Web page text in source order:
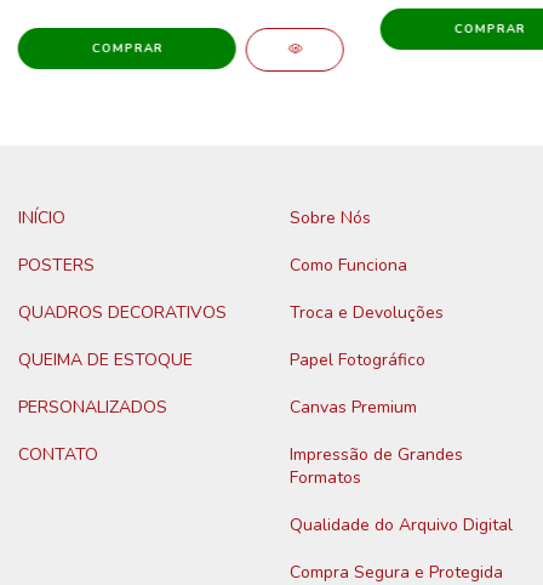
COMPRAR
COMPRAR
INÍCIO
POSTERS
QUADROS DECORATIVOS
QUEIMA DE ESTOQUE
PERSONALIZADOS
CONTATO
Sobre Nós
Como Funciona
Troca e Devoluções
Papel Fotográfico
Canvas Premium
Impressão de Grandes
Formatos
Qualidade do Arquivo Digital
Compra Segura e Protegida